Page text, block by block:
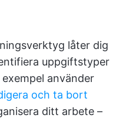
låter dig
uppgiftstyper
använder
och ta bort
ditt arbete –